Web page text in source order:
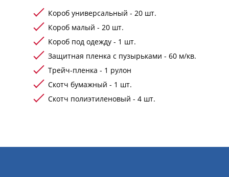
Короб универсальный - 20 шт.
Короб малый - 20 шт.
Короб под одежду - 1 шт.
Защитная пленка с пузырьками - 60 м/кв.
Трейч-пленка - 1 рулон
Скотч бумажный - 1 шт.
Скотч полиэтиленовый - 4 шт.